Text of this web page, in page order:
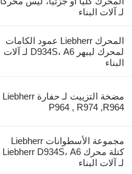
لـ آلات البناء
المحرك Liebherr عمود الكامات
لمحرك ليبهر D934S، A6 لـ آلات
البناء
مضخة التزييت لـ حفارة Liebherr
P964 , R974 ,R964
مجموعة الأسطوانات Liebherr
كتلة محرك Liebherr D934S، A6
لـ آلات البناء